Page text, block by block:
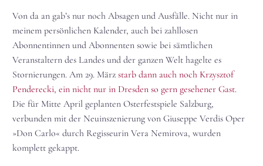
Von da an gab’s nur noch Absagen und Ausfälle. Nicht nur in
meinem persönlichen Kalender, auch bei zahllosen
Abonnentinnen und Abonnenten sowie bei sämtlichen
Veranstaltern des Landes und der ganzen Welt hagelte es
Stornierungen. Am 29. März starb dann auch noch Krzysztof
Penderecki, ein nicht nur in Dresden so gern gesehener Gast.
Die für Mitte April geplanten Osterfestspiele Salzburg,
verbunden mit der Neuinszenierung von Giuseppe Verdis Oper
»Don Carlo« durch Regisseurin Vera Nemirova, wurden
komplett gekappt.